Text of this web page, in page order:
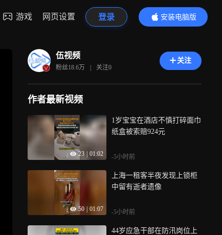
游戏 网页设置 登录
安装电脑版
内容更精彩
伍视频
粉丝18.6万 | 关注0
关注
作者最新视频
23 01:02
1岁宝宝在酒店不慎打碎面巾
纸盒被索赔924元
-5小时前
50 01:07
上海一租客半夜发现上锁柜
中留有逝者遗像
-5小时前
44岁应急干部在防汛岗位上